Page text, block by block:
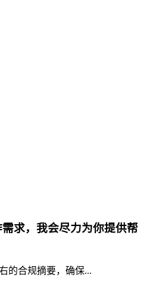
求，我会尽力为你提供帮
的合规摘要，确保...